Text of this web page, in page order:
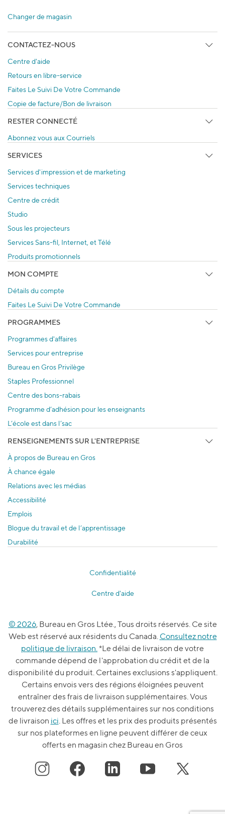
Changer de magasin
CONTACTEZ-NOUS
Centre d'aide
Retours en libre-service
Faites Le Suivi De Votre Commande
Copie de facture/Bon de livraison
RESTER CONNECTÉ
Abonnez vous aux Courriels
SERVICES
Services d'impression et de marketing
Services techniques
Centre de crédit
Studio
Sous les projecteurs
Services Sans-fil, Internet, et Télé
Produits promotionnels
MON COMPTE
Détails du compte
Faites Le Suivi De Votre Commande
PROGRAMMES
Programmes d'affaires
Services pour entreprise
Bureau en Gros Privilège
Staples Professionnel
Centre des bons-rabais
Programme d’adhésion pour les enseignants
L’école est dans l’sac
RENSEIGNEMENTS SUR L'ENTREPRISE
À propos de Bureau en Gros
À chance égale
Relations avec les médias
Accessibilité
Emplois
Blogue du travail et de l’apprentissage
Durabilité
Confidentialité
Centre d'aide
© 2026, Bureau en Gros Ltée., Tous droits réservés. Ce site
Web est réservé aux résidents du Canada. Consultez notre
politique de livraison.*Le délai de livraison de votre
commande dépend de l'approbation du crédit et de la
disponibilité du produit. Certaines exclusions s'appliquent.
Certains envois vers des régions éloignées peuvent
entraîner des frais de livraison supplémentaires. Vous
trouverez des détails supplémentaires sur nos conditions
de livraison ici. Les offres et les prix des produits présentés
sur nos plateformes en ligne peuvent différer de ceux
offerts en magasin chez Bureau en Gros